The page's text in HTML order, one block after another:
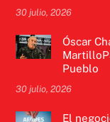
30 julio, 2026
Óscar
Pueblo
30 julio, 2026
El